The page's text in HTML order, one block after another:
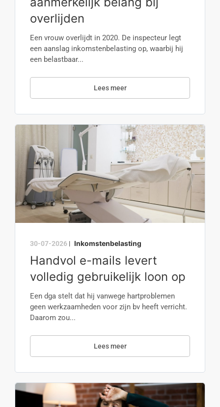
overlijden
Een vrouw overlijdt in 2020. De inspecteur legt
een aanslag inkomstenbelasting op, waarbij hij
een belastbaar...
Lees meer
30-07-2026 | Inkomstenbelasting
Handvol e-mails levert
volledig gebruikelijk loon op
Een dga stelt dat hij vanwege hartproblemen
geen werkzaamheden voor zijn bv heeft verricht.
Daarom zou...
Lees meer